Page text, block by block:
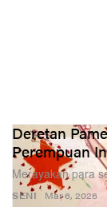
SENI
Deretan
Perempuan
Merayakan para
Mar 6, 2026